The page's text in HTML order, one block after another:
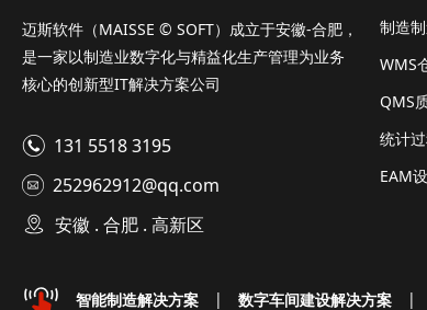
迈斯软件（MAISSE © SOFT）成立于安徽-合肥，
是一家以制造业数字化与精益化生产管理为业务
核心的创新型IT解决方案公司
131 5518 3195
252962912@qq.com
安徽 . 合肥 . 高新区
制造
WMS
QMS
统计
EAM
智能制造解决方案 | 数字车间建设解决方案 |